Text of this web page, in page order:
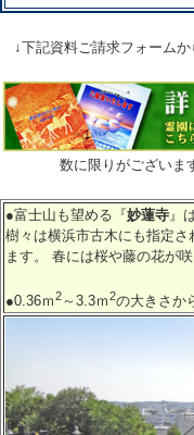
↓下記資料ご請求フォーム
数に限りがございま
●富士山も望める『妙蓮寺 』
樹々は横浜市古木にも指定
ます。 春には桜や藤の花が咲
●0.36ｍ2～3.3ｍ2の大きさか